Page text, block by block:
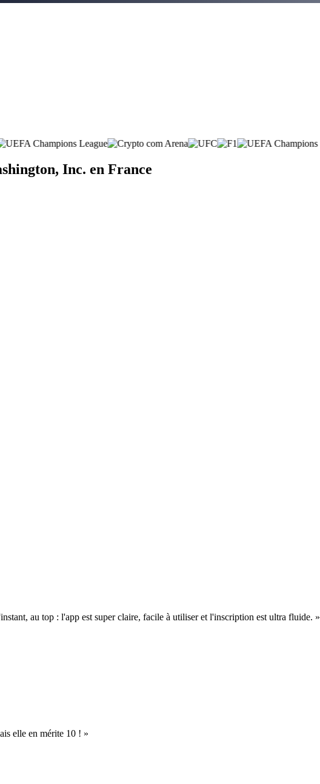
Inc. en France
au top : l'app est super claire, facile à utiliser et l'inscription est ultra fluide. »
elle en mérite 10 ! »